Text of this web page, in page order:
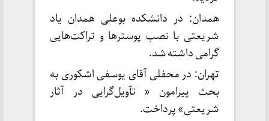
همدان: در دانشکده بوعلی همدان یاد
شریعتی با نصب پوسترها و تراکت‌هایی
گرامی داشته شد.
تهران: در محفلی آقای یوسفی اشکوری به
بحث پیرامون « تآویل‌گرایی در آثار
شریعتی» پرداخت.